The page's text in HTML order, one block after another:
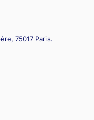
75017 Paris.